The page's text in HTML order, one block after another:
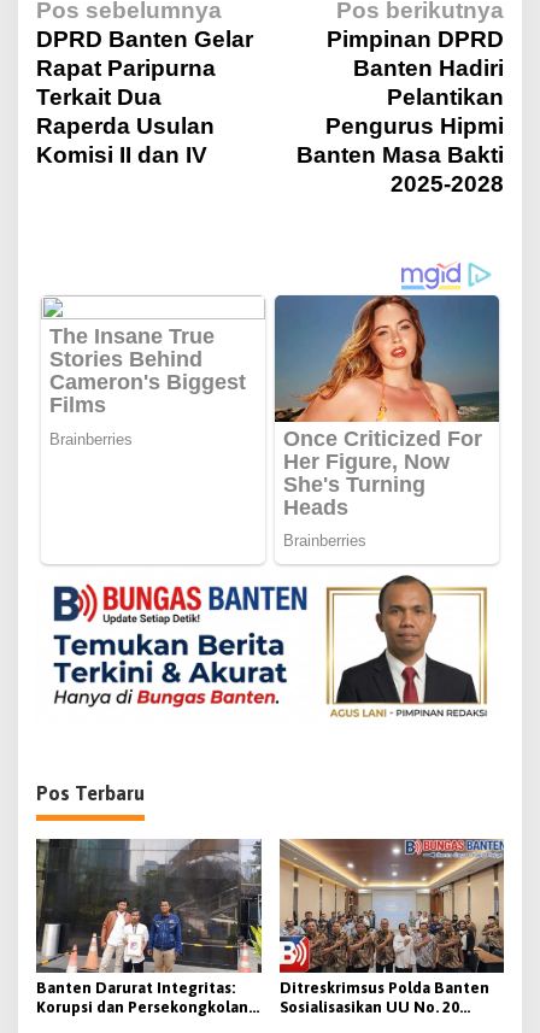
N
a
v
g
a
s
p
o
s
Pos sebelumnya
DPRD Banten Gelar
Rapat Paripurna
Terkait Dua
Raperda Usulan
Komisi II dan IV
Pos berikutnya
Pimpinan DPRD
Banten Hadiri
Pelantikan
Pengurus Hipmi
Banten Masa Bakti
2025-2028
Pos Terbaru
Banten Darurat Integritas:
Korupsi dan Persekongkolan
Ditreskrimsus Polda Banten
Sosialisasikan UU No. 20